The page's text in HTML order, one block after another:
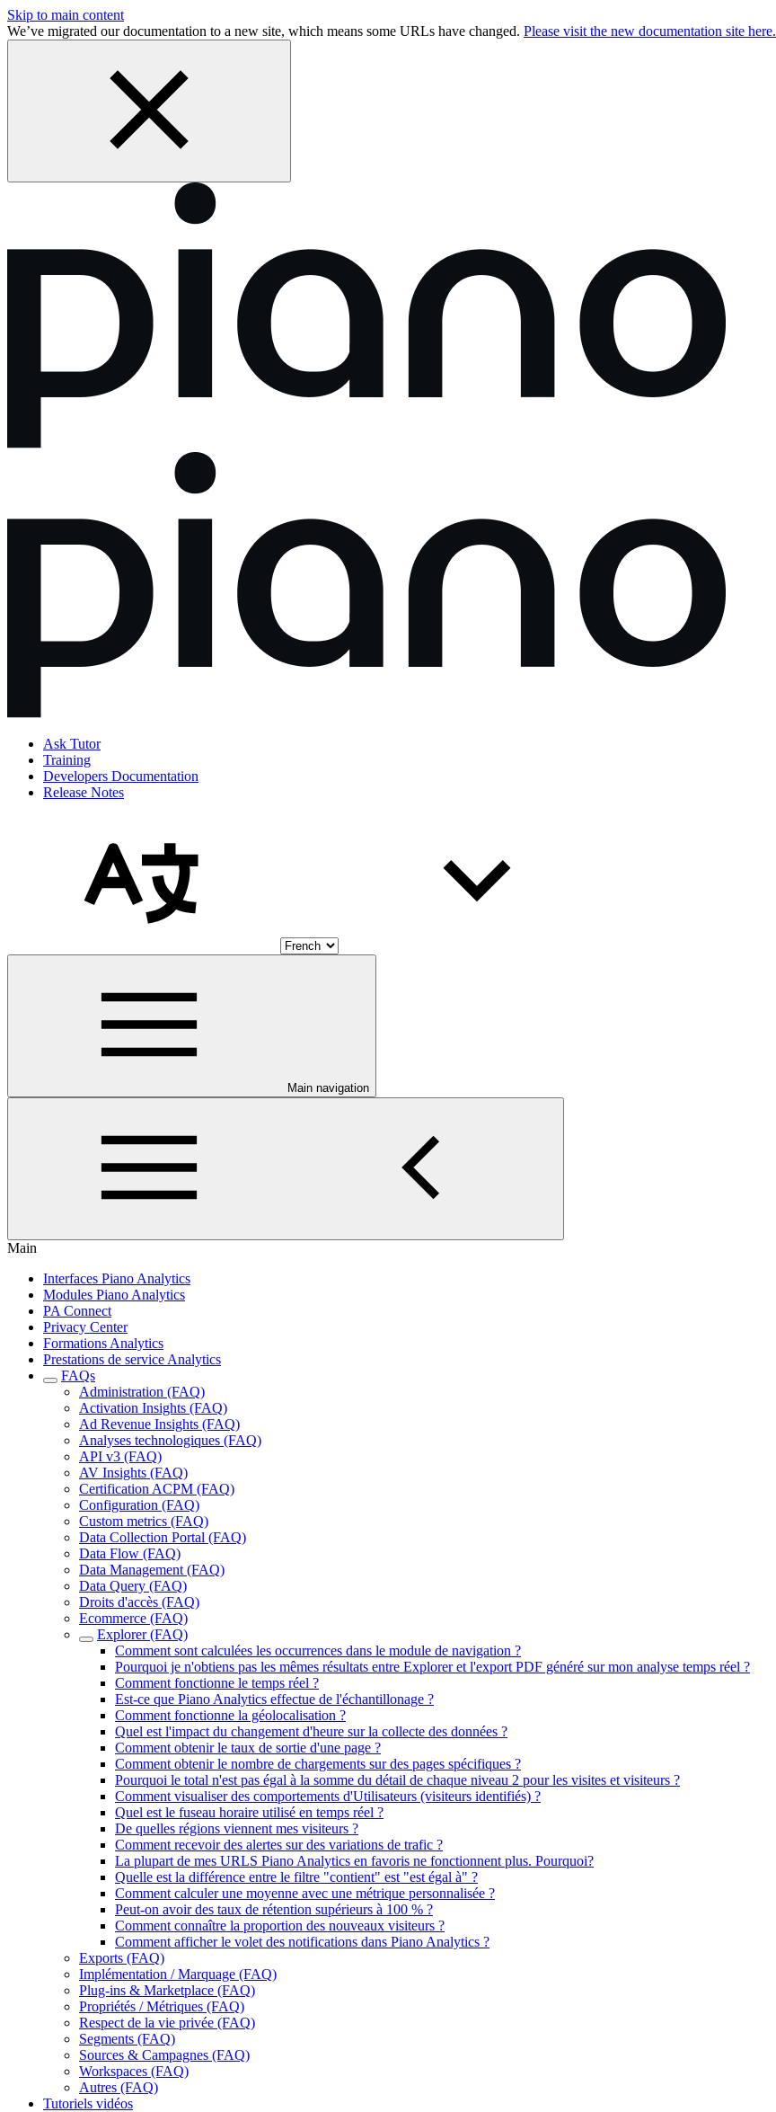
Skip to main content
We’ve migrated our documentation to a new site, which means some URLs have changed. Please visit the new documentation site here.
Ask Tutor
Training
Developers Documentation
Release Notes
Main navigation
Main
Interfaces Piano Analytics
Modules Piano Analytics
PA Connect
Privacy Center
Formations Analytics
Prestations de service Analytics
FAQs
Administration (FAQ)
Activation Insights (FAQ)
Ad Revenue Insights (FAQ)
Analyses technologiques (FAQ)
API v3 (FAQ)
AV Insights (FAQ)
Certification ACPM (FAQ)
Configuration (FAQ)
Custom metrics (FAQ)
Data Collection Portal (FAQ)
Data Flow (FAQ)
Data Management (FAQ)
Data Query (FAQ)
Droits d'accès (FAQ)
Ecommerce (FAQ)
Explorer (FAQ)
Comment sont calculées les occurrences dans le module de navigation ?
Pourquoi je n'obtiens pas les mêmes résultats entre Explorer et l'export PDF généré sur mon analyse temps réel ?
Comment fonctionne le temps réel ?
Est-ce que Piano Analytics effectue de l'échantillonage ?
Comment fonctionne la géolocalisation ?
Quel est l'impact du changement d'heure sur la collecte des données ?
Comment obtenir le taux de sortie d'une page ?
Comment obtenir le nombre de chargements sur des pages spécifiques ?
Pourquoi le total n'est pas égal à la somme du détail de chaque niveau 2 pour les visites et visiteurs ?
Comment visualiser des comportements d'Utilisateurs (visiteurs identifiés) ?
Quel est le fuseau horaire utilisé en temps réel ?
De quelles régions viennent mes visiteurs ?
Comment recevoir des alertes sur des variations de trafic ?
La plupart de mes URLS Piano Analytics en favoris ne fonctionnent plus. Pourquoi?
Quelle est la différence entre le filtre "contient" est "est égal à" ?
Comment calculer une moyenne avec une métrique personnalisée ?
Peut-on avoir des taux de rétention supérieurs à 100 % ?
Comment connaître la proportion des nouveaux visiteurs ?
Comment afficher le volet des notifications dans Piano Analytics ?
Exports (FAQ)
Implémentation / Marquage (FAQ)
Plug-ins & Marketplace (FAQ)
Propriétés / Métriques (FAQ)
Respect de la vie privée (FAQ)
Segments (FAQ)
Sources & Campagnes (FAQ)
Workspaces (FAQ)
Autres (FAQ)
Tutoriels vidéos